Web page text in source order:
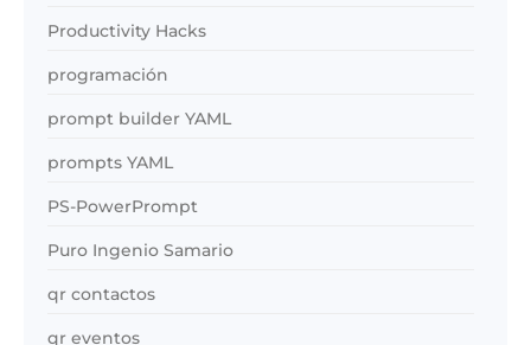
Productivity Hacks
programación
prompt builder YAML
prompts YAML
PS-PowerPrompt
Puro Ingenio Samario
qr contactos
qr eventos